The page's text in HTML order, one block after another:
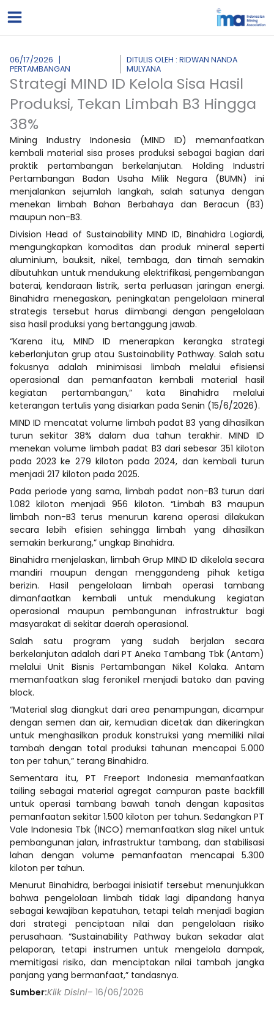
ke
06/17/2026
PERTAMBANGAN
DITULIS OLEH : RIDWAN NANDA
MULYANA
Strategi MIND ID Kelola Sisa Hasil
Produksi, Tekan Limbah B3 Hingga
38%
Mining Industry Indonesia (MIND ID) memanfaatkan
kembali material sisa proses produksi sebagai bagian dari
praktik pertambangan berkelanjutan. Holding Industri
Pertambangan Badan Usaha Milik Negara (BUMN) ini
menjalankan sejumlah langkah, salah satunya dengan
menekan limbah Bahan Berbahaya dan Beracun (B3)
maupun non-B3.
Division Head of Sustainability MIND ID, Binahidra Logiardi,
mengungkapkan komoditas dan produk mineral seperti
aluminium, bauksit, nikel, tembaga, dan timah semakin
dibutuhkan untuk mendukung elektrifikasi, pengembangan
baterai, kendaraan listrik, serta perluasan jaringan energi.
Binahidra menegaskan, peningkatan pengelolaan mineral
strategis tersebut harus diimbangi dengan pengelolaan
sisa hasil produksi yang bertanggung jawab.
“Karena itu, MIND ID menerapkan kerangka strategi
keberlanjutan grup atau Sustainability Pathway. Salah satu
fokusnya adalah minimisasi limbah melalui efisiensi
operasional dan pemanfaatan kembali material hasil
kegiatan pertambangan,” kata Binahidra melalui
keterangan tertulis yang disiarkan pada Senin (15/6/2026).
MIND ID mencatat volume limbah padat B3 yang dihasilkan
turun sekitar 38% dalam dua tahun terakhir. MIND ID
menekan volume limbah padat B3 dari sebesar 351 kiloton
pada 2023 ke 279 kiloton pada 2024, dan kembali turun
menjadi 217 kiloton pada 2025.
Pada periode yang sama, limbah padat non-B3 turun dari
1.082 kiloton menjadi 956 kiloton. “Limbah B3 maupun
limbah non-B3 terus menurun karena operasi dilakukan
secara lebih efisien sehingga limbah yang dihasilkan
semakin berkurang,” ungkap Binahidra.
Binahidra menjelaskan, limbah Grup MIND ID dikelola secara
mandiri maupun dengan menggandeng pihak ketiga
berizin. Hasil pengelolaan limbah operasi tambang
dimanfaatkan kembali untuk mendukung kegiatan
operasional maupun pembangunan infrastruktur bagi
masyarakat di sekitar daerah operasional.
Salah satu program yang sudah berjalan secara
berkelanjutan adalah dari PT Aneka Tambang Tbk (Antam)
melalui Unit Bisnis Pertambangan Nikel Kolaka. Antam
memanfaatkan slag feronikel menjadi batako dan paving
block.
“Material slag diangkut dari area penampungan, dicampur
dengan semen dan air, kemudian dicetak dan dikeringkan
untuk menghasilkan produk konstruksi yang memiliki nilai
tambah dengan total produksi tahunan mencapai 5.000
ton per tahun,” terang Binahidra.
Sementara itu, PT Freeport Indonesia memanfaatkan
tailing sebagai material agregat campuran paste backfill
untuk operasi tambang bawah tanah dengan kapasitas
pemanfaatan sekitar 1.500 kiloton per tahun. Sedangkan PT
Vale Indonesia Tbk (INCO) memanfaatkan slag nikel untuk
pembangunan jalan, infrastruktur tambang, dan stabilisasi
lahan dengan volume pemanfaatan mencapai 5.300
kiloton per tahun.
Menurut Binahidra, berbagai inisiatif tersebut menunjukkan
bahwa pengelolaan limbah tidak lagi dipandang hanya
sebagai kewajiban kepatuhan, tetapi telah menjadi bagian
dari strategi penciptaan nilai dan pengelolaan risiko
perusahaan. “Sustainability Pathway bukan sekadar alat
pelaporan, tetapi instrumen untuk mengelola dampak,
memitigasi risiko, dan menciptakan nilai tambah jangka
panjang yang bermanfaat,” tandasnya.
Sumber:Klik Disini– 16/06/2026